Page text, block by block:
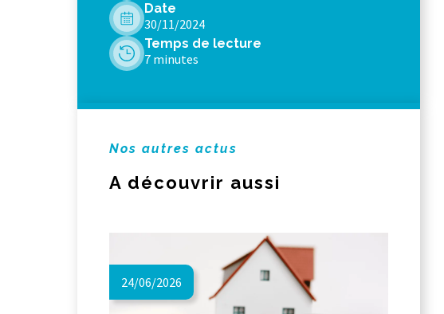
Date
30/11/2024
Temps de lecture
7 minutes
Nos autres actus
A découvrir aussi
24/06/2026